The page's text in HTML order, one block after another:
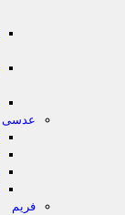
عدسی
فریم